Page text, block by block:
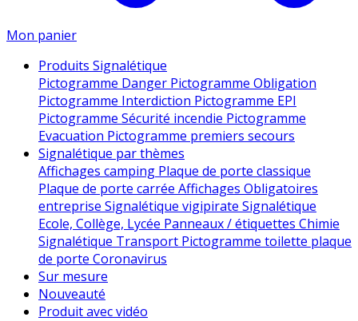
Mon panier
Produits Signalétique
Pictogramme Danger Pictogramme Obligation
Pictogramme Interdiction Pictogramme EPI
Pictogramme Sécurité incendie Pictogramme
Evacuation Pictogramme premiers secours
Signalétique par thèmes
Affichages camping Plaque de porte classique
Plaque de porte carrée Affichages Obligatoires
entreprise Signalétique vigipirate Signalétique
Ecole, Collège, Lycée Panneaux / étiquettes Chimie
Signalétique Transport Pictogramme toilette plaque
de porte Coronavirus
Sur mesure
Nouveauté
Produit avec vidéo